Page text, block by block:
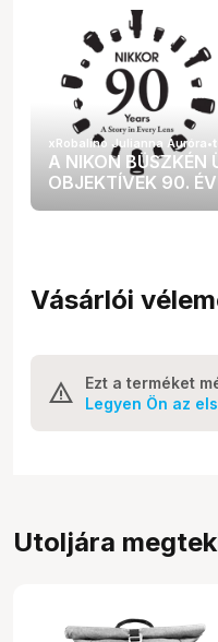
A NIKON BÜSZKÉN
OBJEKTÍVEK 90.
xRobalino Julianna Auróra•
Vásárlói
Ezt a terméket
Legyen Ön az
Utoljára